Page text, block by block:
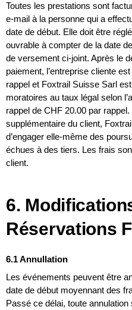
Toutes les prestations sont
e-mail à la personne qui a
date de début. Elle doit être
ouvrable à compter de la date
de versement ci-joint. Après le
paiement, l’entreprise cliente
rappel et Foxtrail Suisse Sarl
moratoires au taux légal selon
rappel de CHF 20.00 par
supplémentaire du client,
d’engager elle-même des
échues à des tiers. Les frais
client.
6.
Réservations
6.1 Annullation
Les événements peuvent être
date de début moyennant des
Passé ce délai, toute